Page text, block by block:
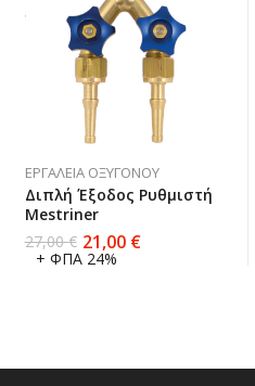
ΕΡΓΑΛΕΊΑ ΟΞΥΓΌΝΟΥ
Διπλή Έξοδος Ρυθμιστή
Mestriner
27,00€ 21,00 €
+ ΦΠΑ 24%